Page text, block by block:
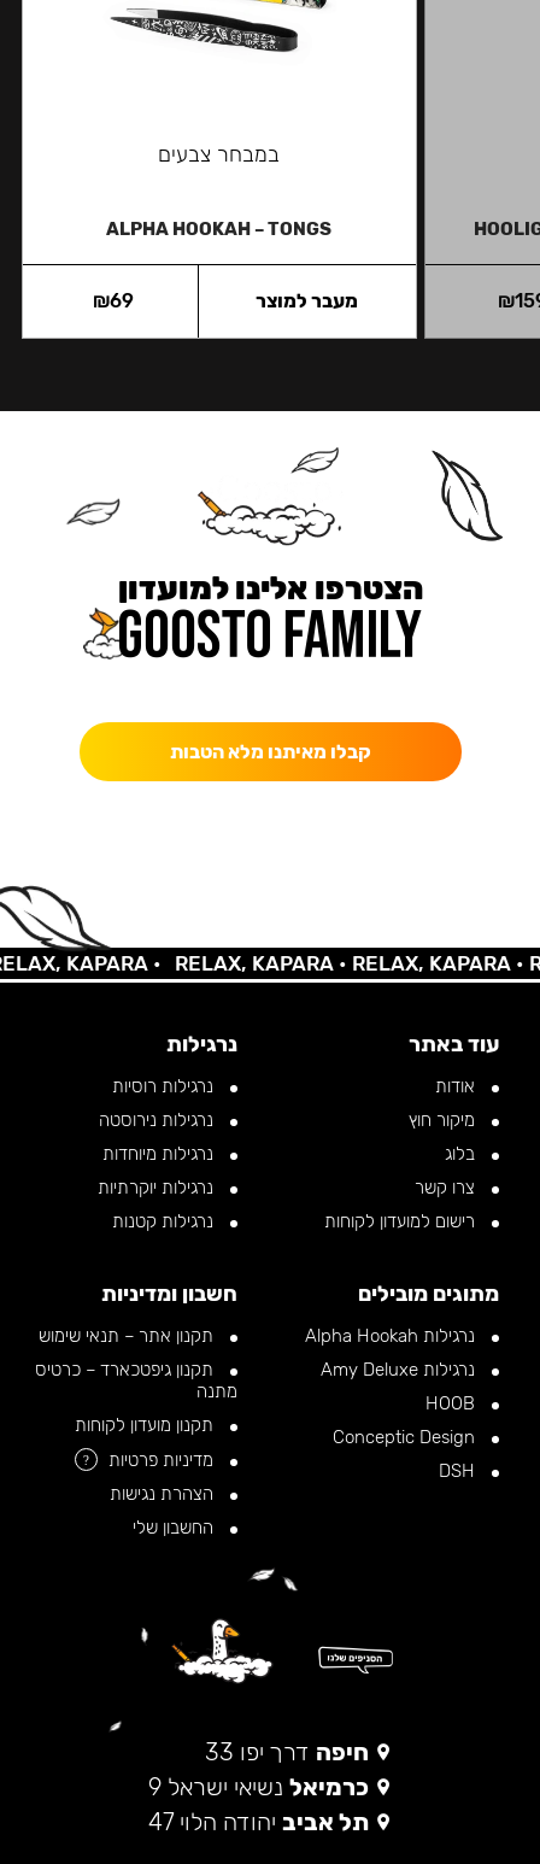
₪
במבחר צבעים
ALPHA HOOKAH – TONGS
₪69 מעבר למוצר
הצטרפו אלינו למועדון
קבלו מאיתנו מלא הטבות
KAPARA • RELAX, KAPARA •RELAX, KAPARA •
עוד באתר
אודות
מיקור חוץ
בלוג
צרו קשר
רישום למועדון לקוחות
נרגילות
נרגילות רוסיות
נרגילות נירוסטה
נרגילות מיוחדות
נרגילות יוקרתיות
נרגילות קטנות
מתוגים מובילים
נרגילות Alpha Hookah
נרגילות Amy Deluxe
חשבון ומדיניות
תקנון אתר – תנאי שימוש
תקנון גיפטכארד – כרטיס
מתנה
תקנון מועדון לקוחות
מדיניות פרטיות
?
הצהרת נגישות
החשבון שלי
חיפה דרך יפו 33
כרמיאל נשיאי ישראל 9
תל אביב יהודה הלוי 47